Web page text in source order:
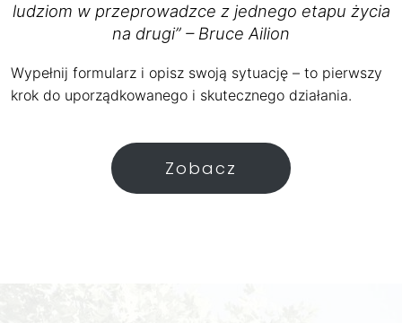
ludziom w przeprowadzce z jednego etapu życia
na drugi” – Bruce Ailion
Wypełnij formularz i opisz swoją sytuację – to pierwszy
krok do uporządkowanego i skutecznego działania.
Zobacz